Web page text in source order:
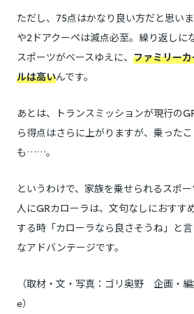
ただし、75点はかなり良い方だと思い
や2ドアクーペは減点必至。繰り返しに
スポーツがベースゆえに、 ファミリー
ルは高いんです。
あとは、トランスミッションが現行の
ら得点はさらに上がりますが、乗った
も……。
というわけで、家族を乗せられるスポ
人にGRカローラは、文句なしにおすす
する時「カローラなら良さそうね」と
なアドバンテージです。
（取材・文・写真：ゴリ奥野 企画・
e）